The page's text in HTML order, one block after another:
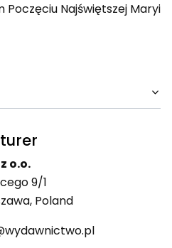
Poczęciu Najświętszej Maryi
o.o.
9/1
Poland